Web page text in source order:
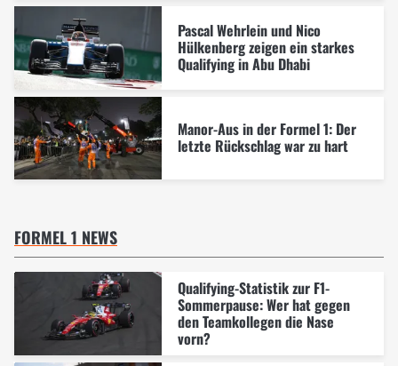
Pascal Wehrlein und Nico
Hülkenberg zeigen ein starkes
Qualifying in Abu Dhabi
Manor-Aus in der Formel 1: Der
letzte Rückschlag war zu hart
FORMEL 1 NEWS
Qualifying-Statistik zur F1-
Sommerpause: Wer hat gegen
den Teamkollegen die Nase
vorn?